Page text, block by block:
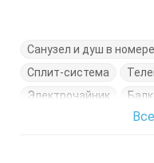
Санузел и душ в
Сплит-система
Электрочайник
Кровать двуспальная